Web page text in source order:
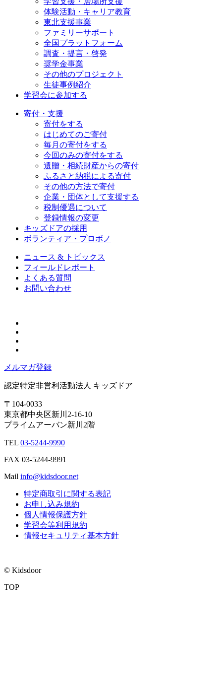
体験活動・キャリア教育
東北支援事業
ファミリーサポート
全国プラットフォーム
調査・提言・啓発
奨学金事業
その他のプロジェクト
生徒事例紹介
学習会に参加する
寄付・支援
寄付をする
はじめてのご寄付
毎月の寄付をする
今回のみの寄付をする
遺贈・相続財産からの寄付
ふるさと納税による寄付
その他の方法で寄付
企業・団体として支援する
税制優遇について
登録情報の変更
キッズドアの採用
ボランティア・プロボノ
ニュース & トピックス
フィールドレポート
よくある質問
お問い合わせ
メルマガ登録
認定特定非営利活動法人 キッズドア
〒104-0033
東京都中央区新川2-16-10
プライムアーバン新川2階
TEL 03-5244-9990
FAX 03-5244-9991
Mail info@kidsdoor.net
特定商取引に関する表記
お申し込み規約
個人情報保護方針
学習会等利用規約
情報セキュリティ基本方針
© Kidsdoor
TOP